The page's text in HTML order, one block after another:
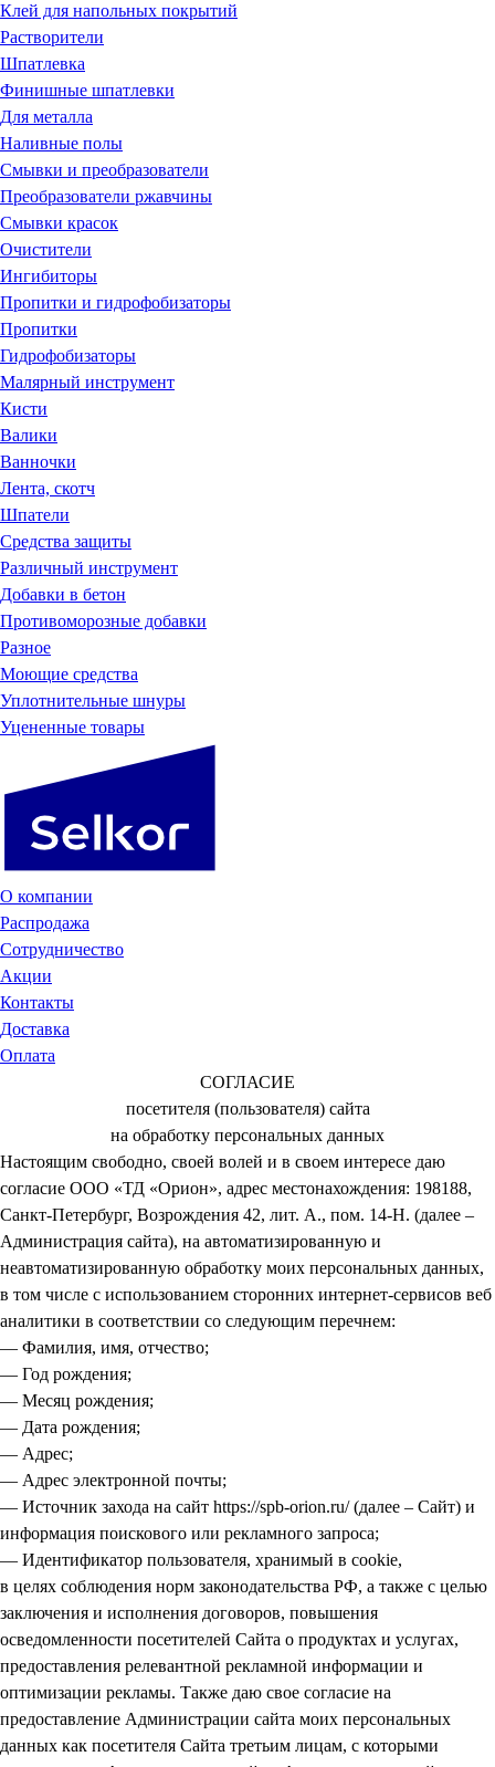
Клей для напольных покрытий
Растворители
Шпатлевка
Финишные шпатлевки
Для металла
Наливные полы
Смывки и преобразователи
Преобразователи ржавчины
Смывки красок
Очистители
Ингибиторы
Пропитки и гидрофобизаторы
Пропитки
Гидрофобизаторы
Малярный инструмент
Кисти
Валики
Ванночки
Лента, скотч
Шпатели
Средства защиты
Различный инструмент
Добавки в бетон
Противоморозные добавки
Разное
Моющие средства
Уплотнительные шнуры
Уцененные товары
О компании
Распродажа
Сотрудничество
Акции
Контакты
Доставка
Оплата
СОГЛАСИЕ
посетителя (пользователя) сайта
на обработку персональных данных
Настоящим свободно, своей волей и в своем интересе даю
согласие ООО «ТД «Орион», адрес местонахождения: 198188,
Санкт-Петербург, Возрождения 42, лит. А., пом. 14-Н. (далее –
Администрация сайта), на автоматизированную и
неавтоматизированную обработку моих персональных данных,
в том числе с использованием сторонних интернет-сервисов веб
аналитики в соответствии со следующим перечнем:
— Фамилия, имя, отчество;
— Год рождения;
— Месяц рождения;
— Дата рождения;
— Адрес;
— Адрес электронной почты;
— Источник захода на сайт https://spb-orion.ru/ (далее – Сайт) и
информация поискового или рекламного запроса;
— Идентификатор пользователя, хранимый в cookie,
в целях соблюдения норм законодательства РФ, а также с целью
заключения и исполнения договоров, повышения
осведомленности посетителей Сайта о продуктах и услугах,
предоставления релевантной рекламной информации и
оптимизации рекламы. Также даю свое согласие на
предоставление Администрации сайта моих персональных
данных как посетителя Сайта третьим лицам, с которыми